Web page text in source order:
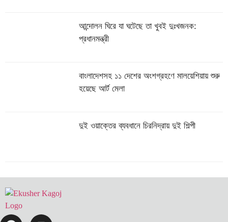
আন্দোলন ঘিরে যা ঘটেছে তা খুবই দুঃখজনক:
প্রধানমন্ত্রী
বাংলাদেশসহ ১১ দেশের অংশগ্রহণে মালয়েশিয়ায় শুরু
হয়েছে আর্ট মেলা
দুই ওয়াক্তের ব্যবধানে চিরনিদ্রায় দুই শিল্পী